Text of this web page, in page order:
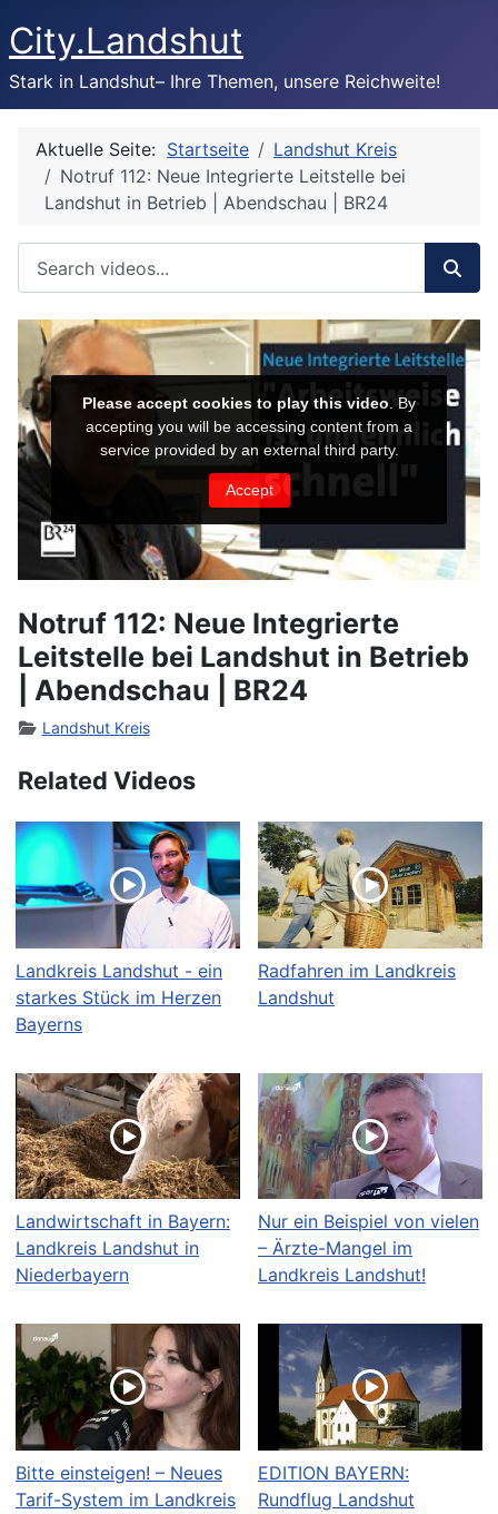
City.Landshut
Stark in Landshut– Ihre Themen, unsere Reichweite!
Aktuelle Seite: Startseite
Landshut Kreis
Notruf 112: Neue Integrierte Leitstelle bei
Landshut in Betrieb | Abendschau | BR24
Notruf 112: Neue Integrierte
Leitstelle bei Landshut in Betrieb
| Abendschau | BR24
Landshut Kreis
Related Videos
Landkreis Landshut - ein
starkes Stück im Herzen
Bayerns
Radfahren im Landkreis
Landshut
Landwirtschaft in Bayern:
Landkreis Landshut in
Niederbayern
Nur ein Beispiel von vielen
– Ärzte-Mangel im
Landkreis Landshut!
Bitte einsteigen! – Neues
Tarif-System im Landkreis
EDITION BAYERN:
Rundflug Landshut